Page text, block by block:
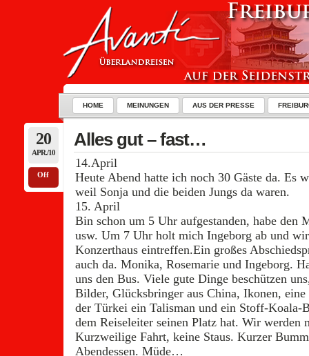
HOME MEINUNGEN AUS DER PRESSE
20
APR./10
Off
Alles gut – fast…
14.April
Heute Abend hatte ich noch 30 Gäste da. Es
weil Sonja und die beiden Jungs da waren.
15. April
Bin schon um 5 Uhr aufgestanden, habe den
usw. Um 7 Uhr holt mich Ingeborg ab und
Konzerthaus eintreffen.Ein großes
auch da. Monika, Rosemarie und Ingeborg.
uns den Bus. Viele gute Dinge beschützen
Bilder, Glücksbringer aus China, Ikonen, eine
der Türkei ein Talisman und ein Stoff-Koala-
dem Reiseleiter seinen Platz hat. Wir werden
Kurzweilige Fahrt, keine Staus. Kurzer
Abendessen. Müde…